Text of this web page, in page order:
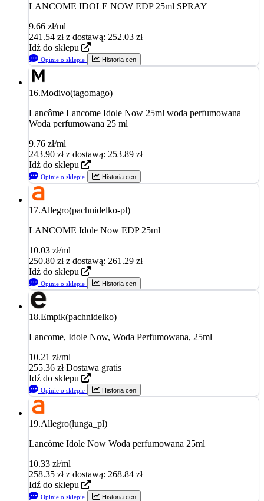
LANCOME IDOLE NOW EDP 25ml SPRAY
9.66 zł/ml
241.54 zł z dostawą: 252.03 zł
Idź do sklepu
Opinie o sklepie Historia cen
16.Modivo(tagomago)
Lancôme Lancome Idole Now 25ml woda perfumowana
Woda perfumowana 25 ml
9.76 zł/ml
243.90 zł z dostawą: 253.89 zł
Idź do sklepu
Opinie o sklepie Historia cen
17.Allegro(pachnidelko-pl)
LANCOME Idole Now EDP 25ml
10.03 zł/ml
250.80 zł z dostawą: 261.29 zł
Idź do sklepu
Opinie o sklepie Historia cen
18.Empik(pachnidelko)
Lancome, Idole Now, Woda Perfumowana, 25ml
10.21 zł/ml
255.36 zł Dostawa gratis
Idź do sklepu
Opinie o sklepie Historia cen
19.Allegro(lunga_pl)
Lancôme Idole Now Woda perfumowana 25ml
10.33 zł/ml
258.35 zł z dostawą: 268.84 zł
Idź do sklepu
Opinie o sklepie Historia cen